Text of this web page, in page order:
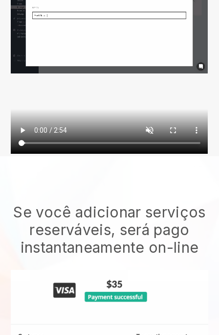
Se você adicionar serviços
reserváveis, será pago
instantaneamente on-line